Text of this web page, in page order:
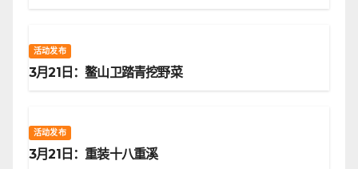
活动发布
3月21日：鳌山卫踏青挖野菜
活动发布
3月21日：重装十八重溪